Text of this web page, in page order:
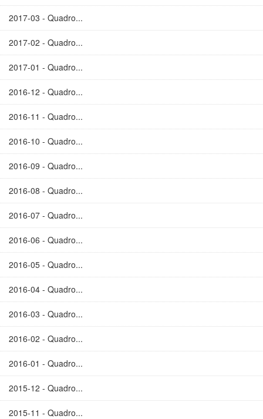
2017-03 - Quadro...
2017-02 - Quadro...
2017-01 - Quadro...
2016-12 - Quadro...
2016-11 - Quadro...
2016-10 - Quadro...
2016-09 - Quadro...
2016-08 - Quadro...
2016-07 - Quadro...
2016-06 - Quadro...
2016-05 - Quadro...
2016-04 - Quadro...
2016-03 - Quadro...
2016-02 - Quadro...
2016-01 - Quadro...
2015-12 - Quadro...
2015-11 - Quadro...